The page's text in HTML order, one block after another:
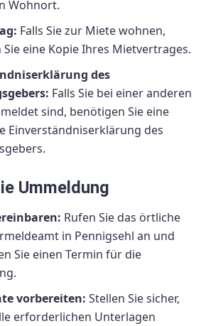
Wohnort.
Falls Sie zur Miete wohnen,
eine Kopie Ihres Mietvertrages.
des
Falls Sie bei einer anderen
sind, benötigen Sie eine
Einverständniserklärung des
Ummeldung
Rufen Sie das örtliche
in Pennigsehl an und
Sie einen Termin für die
vorbereiten: Stellen Sie sicher,
erforderlichen Unterlagen